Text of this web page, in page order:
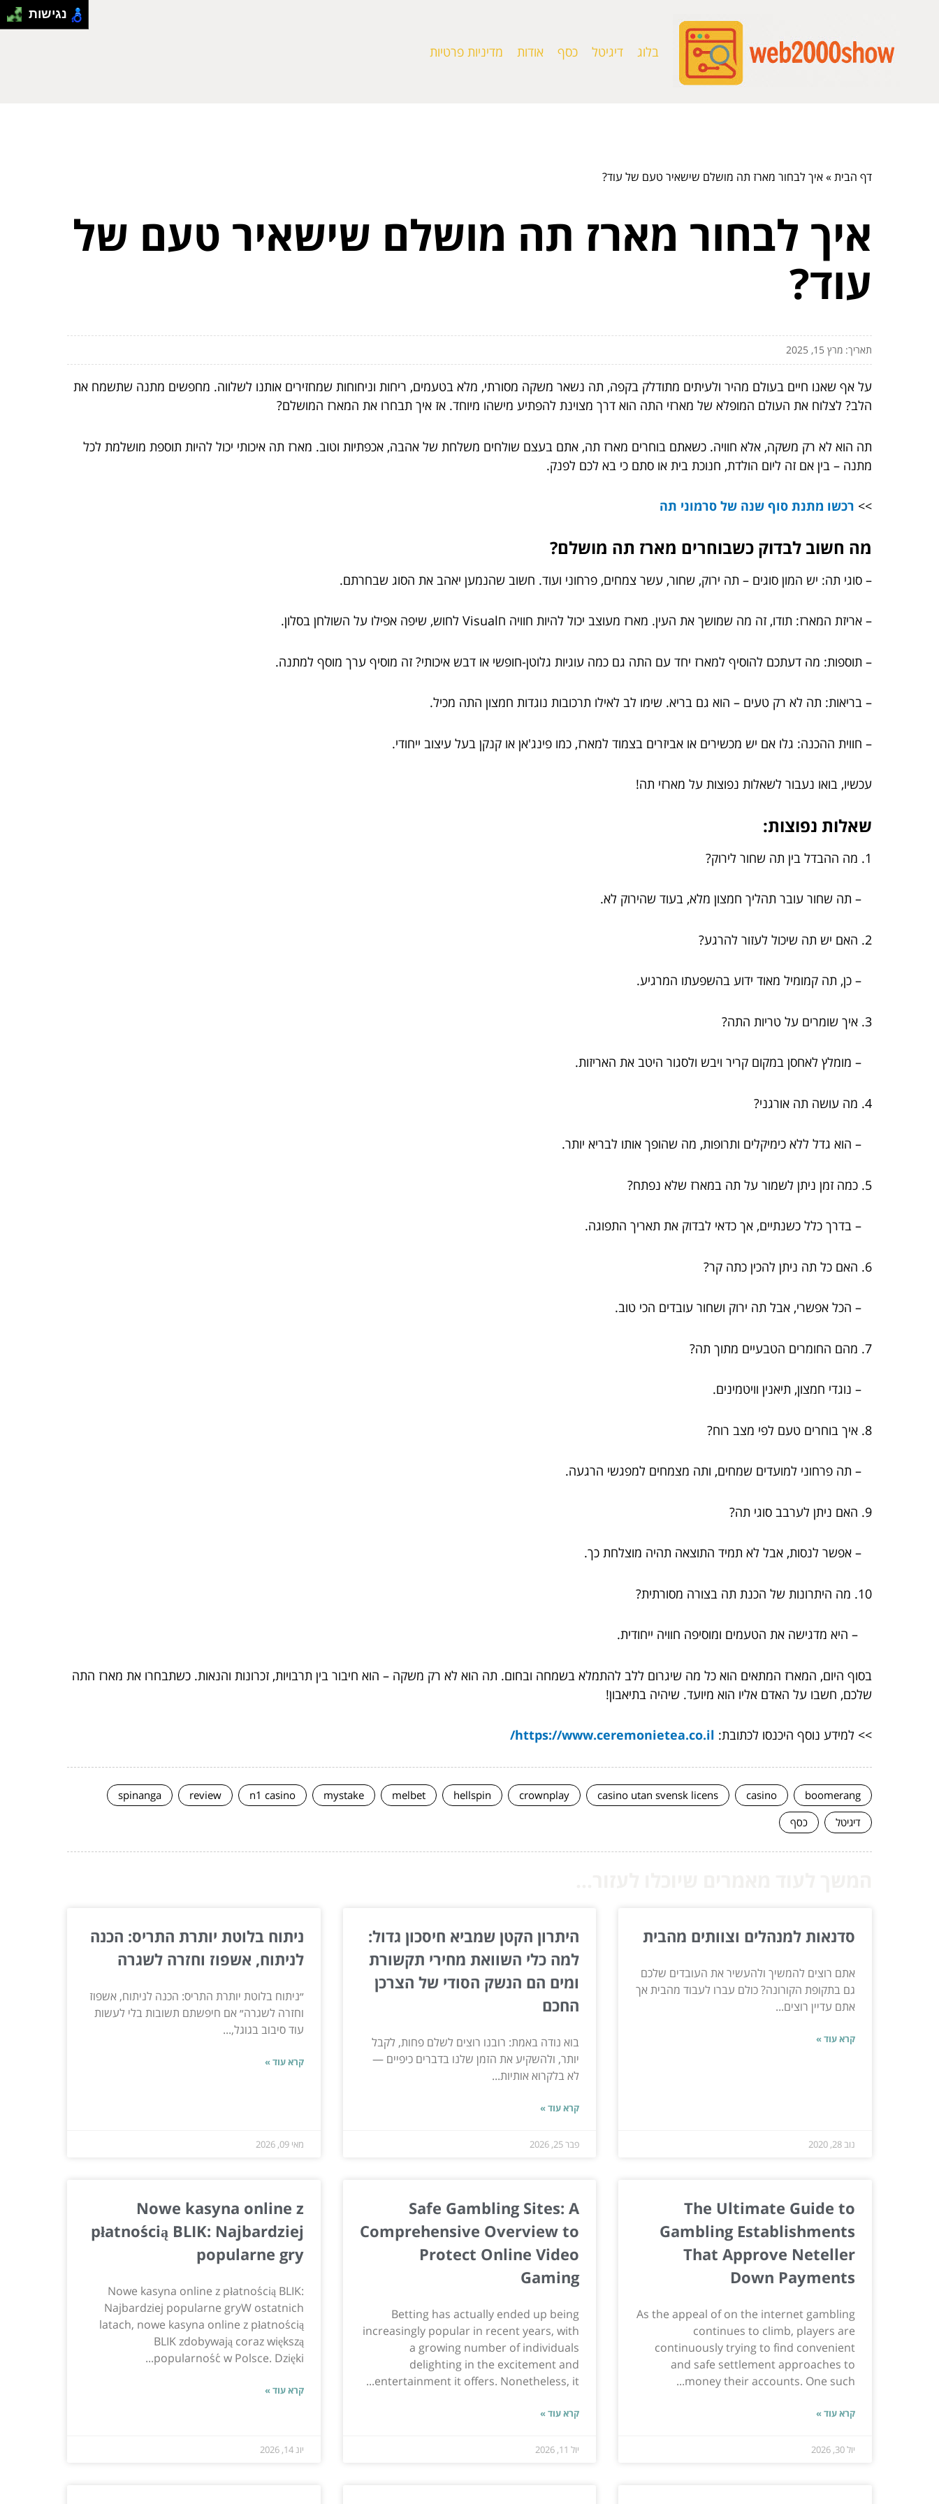
בלוג דיגיטל כסף אודות מדיניות פרטיות
דף הבית»איך לבחור מארז תה מושלם שישאיר טעם של עוד?
איך לבחור מארז תה מושלם שישאיר טעם של
עוד?
תאריך: מרץ 15, 2025
על אף שאנו חיים בעולם מהיר ולעיתים מתודלק בקפה, תה נשאר משקה מסורתי, מלא בטעמים, ריחות וניחוחות שמחזירים אותנו לשלווה. מחפשים מתנה שתשמח את
הלב? לצלוח את העולם המופלא של מארזי התה הוא דרך מצוינת להפתיע מישהו מיוחד. אז איך תבחרו את המארז המושלם?
תה הוא לא רק משקה, אלא חוויה. כשאתם בוחרים מארז תה, אתם בעצם שולחים משלחת של אהבה, אכפתיות וטוב. מארז תה איכותי יכול להיות תוספת מושלמת לכל
מתנה – בין אם זה ליום הולדת, חנוכת בית או סתם כי בא לכם לפנק.
>> רכשו מתנת סוף שנה של סרמוני תה
מה חשוב לבדוק כשבוחרים מארז תה מושלם?
– סוגי תה: יש המון סוגים – תה ירוק, שחור, עשר צמחים, פרחוני ועוד. חשוב שהנמען יאהב את הסוג שבחרתם.
– אריזת המארז: תודו, זה מה שמושך את העין. מארז מעוצב יכול להיות חוויה חVisual לחוש, שיפה אפילו על השולחן בסלון.
– תוספות: מה דעתכם להוסיף למארז יחד עם התה גם כמה עוגיות גלוטן-חופשי או דבש איכותי? זה מוסיף ערך מוסף למתנה.
– בריאות: תה לא רק טעים – הוא גם בריא. שימו לב לאילו תרכובות נוגדות חמצון התה מכיל.
– חווית ההכנה: גלו אם יש מכשירים או אביזרים בצמוד למארז, כמו פינג'אן או קנקן בעל עיצוב ייחודי.
עכשיו, בואו נעבור לשאלות נפוצות על מארזי תה!
שאלות נפוצות:
1. מה ההבדל בין תה שחור לירוק?
– תה שחור עובר תהליך חמצון מלא, בעוד שהירוק לא.
2. האם יש תה שיכול לעזור להרגע?
– כן, תה קמומיל מאוד ידוע בהשפעתו המרגיע.
3. איך שומרים על טריות התה?
– מומלץ לאחסן במקום קריר ויבש ולסגור היטב את האריזות.
4. מה עושה תה אורגני?
– הוא גדל ללא כימיקלים ותרופות, מה שהופך אותו לבריא יותר.
5. כמה זמן ניתן לשמור על תה במארז שלא נפתח?
– בדרך כלל כשנתיים, אך כדאי לבדוק את תאריך התפוגה.
6. האם כל תה ניתן להכין כתה קר?
– הכל אפשרי, אבל תה ירוק ושחור עובדים הכי טוב.
7. מהם החומרים הטבעיים מתוך תה?
– נוגדי חמצון, תיאנין וויטמינים.
8. איך בוחרים טעם לפי מצב רוח?
– תה פרחוני למועדים שמחים, ותה מצמחים למפגשי הרגעה.
9. האם ניתן לערבב סוגי תה?
– אפשר לנסות, אבל לא תמיד התוצאה תהיה מוצלחת כך.
10. מה היתרונות של הכנת תה בצורה מסורתית?
– היא מדגישה את הטעמים ומוסיפה חוויה ייחודית.
בסוף היום, המארז המתאים הוא כל מה שיגרום ללב להתמלא בשמחה ובחום. תה הוא לא רק משקה – הוא חיבור בין תרבויות, זכרונות והנאות. כשתבחרו את מארז התה
שלכם, חשבו על האדם אליו הוא מיועד. שיהיה בתיאבון!
>> למידע נוסף היכנסו לכתובת: https://www.ceremonietea.co.il/
boomerang
casino
casino utan svensk licens
crownplay
hellspin
melbet
mystake
n1 casino
review
spinanga
דיגיטל
כסף
סדנאות למנהלים וצוותים מהבית
אתם רוצים להמשיך ולהעשיר את העובדים שלכם
גם בתקופת הקורונה? כולם עברו לעבוד מהבית אך
אתם עדיין רוצים...
קרא עוד »
נוב 28, 2020
היתרון הקטן שמביא חיסכון גדול:
למה כלי השוואת מחירי תקשורת
ומים הם הנשק הסודי של הצרכן
החכם
בוא נודה באמת: רובנו רוצים לשלם פחות, לקבל
יותר, ולהשקיע את הזמן שלנו בדברים כיפיים —
לא בלקרוא אותיות...
קרא עוד »
פבר 25, 2026
ניתוח בלוטת יותרת התריס: הכנה
לניתוח, אשפוז וחזרה לשגרה
״ניתוח בלוטת יותרת התריס: הכנה לניתוח, אשפוז
וחזרה לשגרה״ אם חיפשתם תשובות בלי לעשות
עוד סיבוב בגוגל,...
קרא עוד »
מאי 09, 2026
The Ultimate Guide to
Gambling Establishments
That Approve Neteller
Down Payments
As the appeal of on the internet gambling
continues to climb, players are
continuously trying to find convenient
and safe settlement approaches to
money their accounts. One such...
קרא עוד »
יול 30, 2026
Safe Gambling Sites: A
Comprehensive Overview to
Protect Online Video
Gaming
Betting has actually ended up being
increasingly popular in recent years, with
a growing number of individuals
delighting in the excitement and
entertainment it offers. Nonetheless, it...
קרא עוד »
יול 11, 2026
Nowe kasyna online z
płatnością BLIK: Najbardziej
popularne gry
Nowe kasyna online z płatnością BLIK:
Najbardziej popularne gryW ostatnich
latach, nowe kasyna online z płatnością
BLIK zdobywają coraz większą
popularność w Polsce. Dzięki...
קרא עוד »
יונ 14, 2026
נגישות